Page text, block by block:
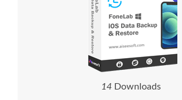
14 Downloads